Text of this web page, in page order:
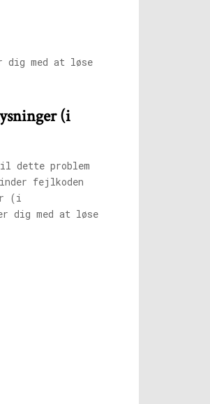
dig med at løse
(i
dette problem
fejlkoden
(i
dig med at løse